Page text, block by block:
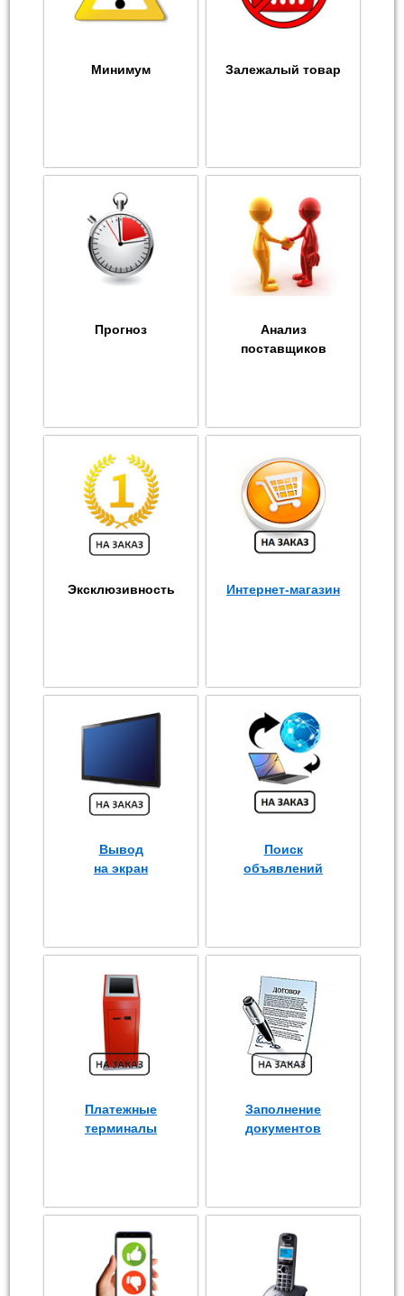
Минимум Залежалый товар
Прогноз
Анализ
поставщиков
Эксклюзивность Интернет-магазин
Вывод
на экран
Поиск
объявлений
Платежные
терминалы
Заполнение
документов